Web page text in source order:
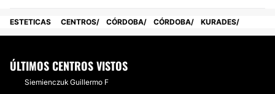
ESTETICAS CENTROS CÓRDOBA CÓRDOBA KURADES
ÚLTIMOS CENTROS VISTOS
Siemienczuk Guillermo F